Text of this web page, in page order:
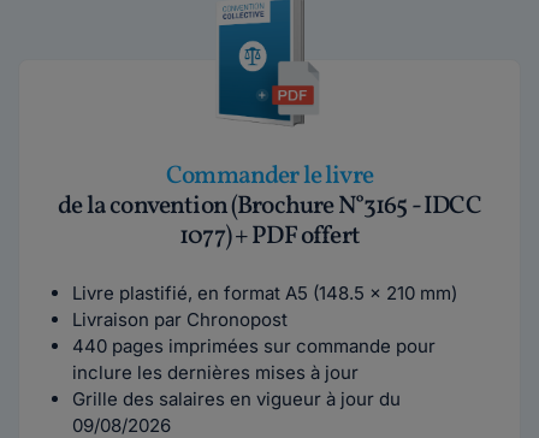
Commander le livre
de la convention (Brochure N°3165 - IDCC
1077) + PDF offert
Livre plastifié, en format A5 (148.5 x 210 mm)
Livraison par Chronopost
440 pages imprimées sur commande pour
inclure les dernières mises à jour
Grille des salaires en vigueur à jour du
09/08/2026